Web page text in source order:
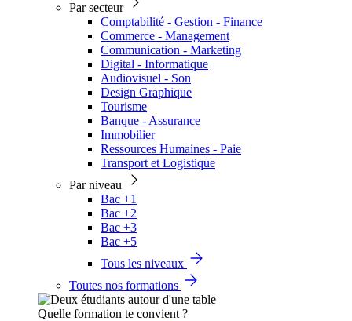
Par secteur
Comptabilité - Gestion - Finance
Commerce - Management
Communication - Marketing
Digital - Informatique
Audiovisuel - Son
Design Graphique
Tourisme
Banque - Assurance
Immobilier
Ressources Humaines - Paie
Transport et Logistique
Par niveau
Bac +1
Bac +2
Bac +3
Bac +5
Tous les niveaux
Toutes nos formations
Quelle formation te convient ?